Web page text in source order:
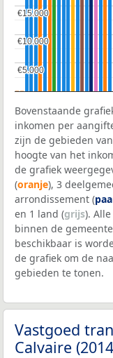
€5.000
€5.000
€10.000
€10.000
€15.000
€15.000
Bovenstaande
inkomen per
zijn de gebieden
hoogte van het
de grafiek
(oranje), 3
arrondissement (
en 1 land (grijs).
binnen de
beschikbaar is
de grafiek om de
gebieden te tonen.
Vastgoed
Calvaire